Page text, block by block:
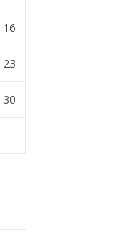
16
23
30